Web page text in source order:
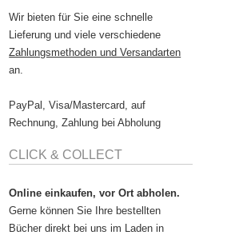
Wir bieten für Sie eine schnelle
Lieferung und viele verschiedene
Zahlungsmethoden und Versandarten
an.
PayPal, Visa/Mastercard, auf
Rechnung, Zahlung bei Abholung
CLICK & COLLECT
Online einkaufen, vor Ort abholen.
Gerne können Sie Ihre bestellten
Bücher direkt bei uns im Laden in